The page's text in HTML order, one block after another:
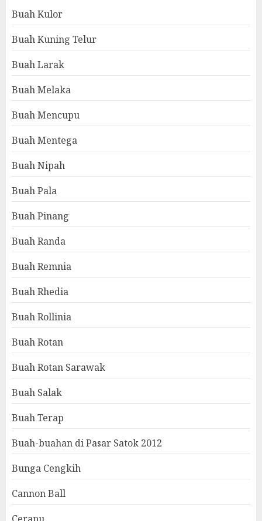
Buah Kulor
Buah Kuning Telur
Buah Larak
Buah Melaka
Buah Mencupu
Buah Mentega
Buah Nipah
Buah Pala
Buah Pinang
Buah Randa
Buah Remnia
Buah Rhedia
Buah Rollinia
Buah Rotan
Buah Rotan Sarawak
Buah Salak
Buah Terap
Buah-buahan di Pasar Satok 2012
Bunga Cengkih
Cannon Ball